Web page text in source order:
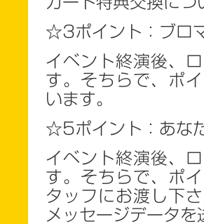
☆3ポイント：ブロ
イベント終演後、
す。そちらで、ポ
います。
☆5ポイント：あな
イベント終演後、
す。そちらで、ポ
タッフにお渡し下
メッセージデータ